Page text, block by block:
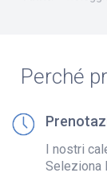
Perché
I nostri
Seleziona